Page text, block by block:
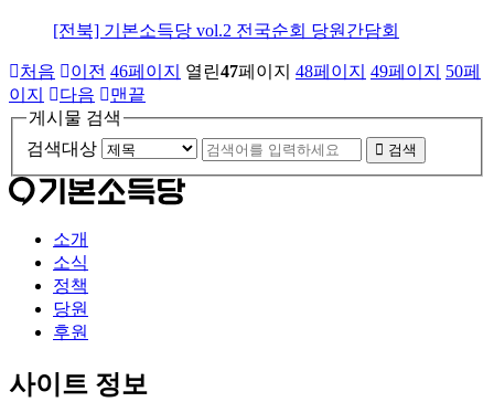
[전북] 기본소득당 vol.2 전국순회 당원간담회
처음 이전 46페이지 열린47페이지 48페이지 49페이지 50페
이지
다음
맨끝
게시물 검색
검색대상
검색
소개
소식
정책
당원
후원
사이트 정보